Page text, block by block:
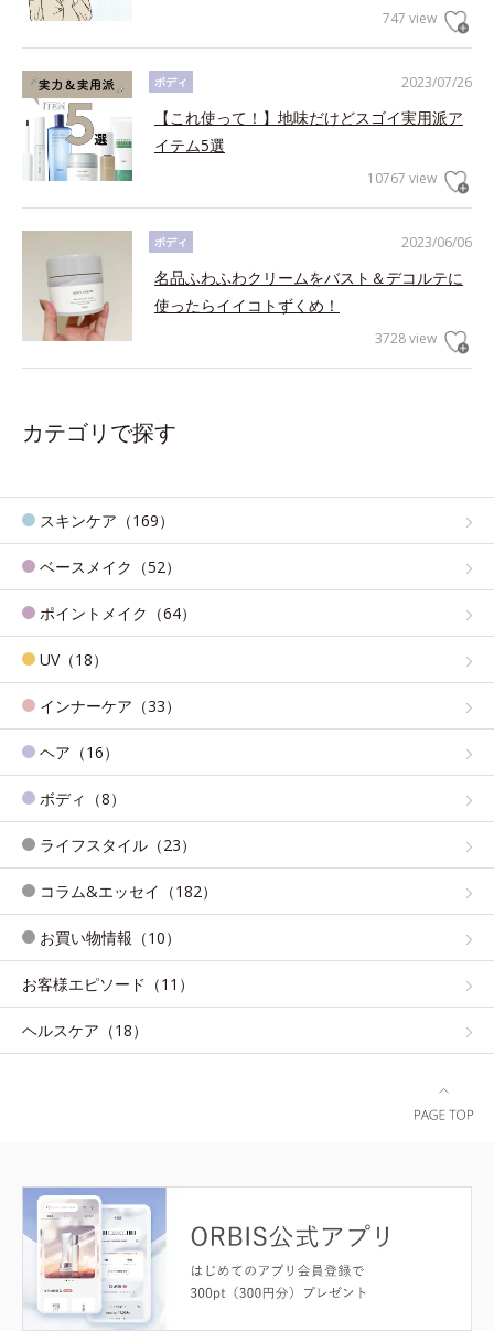
747 view
2023/07/26
ボディ
【これ使って！】地味だけどスゴイ実用派ア
イテム5選
10767 view
2023/06/06
ボディ
名品ふわふわクリームをバスト＆デコルテに
使ったらイイコトずくめ！
3728 view
カテゴリで探す
スキンケア（169）
ベースメイク（52）
ポイントメイク（64）
UV（18）
インナーケア（33）
ヘア（16）
ボディ（8）
ライフスタイル（23）
コラム&エッセイ（182）
お買い物情報（10）
お客様エピソード（11）
ヘルスケア（18）